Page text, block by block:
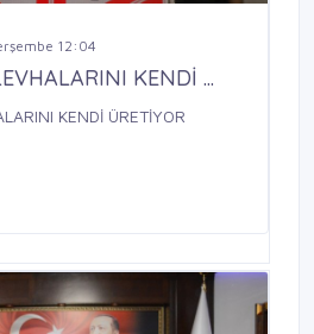
12:04
KENDİ ...
KENDİ ÜRETİYOR